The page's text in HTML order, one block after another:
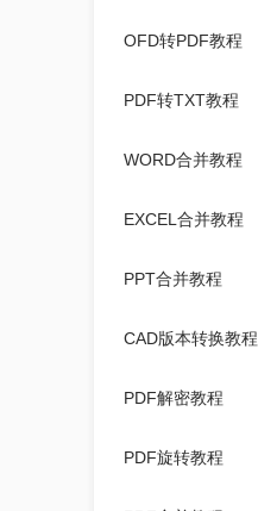
OFD转PDF教程
PDF转TXT教程
WORD合并教程
EXCEL合并教程
PPT合并教程
CAD版本转换教程
PDF解密教程
PDF旋转教程